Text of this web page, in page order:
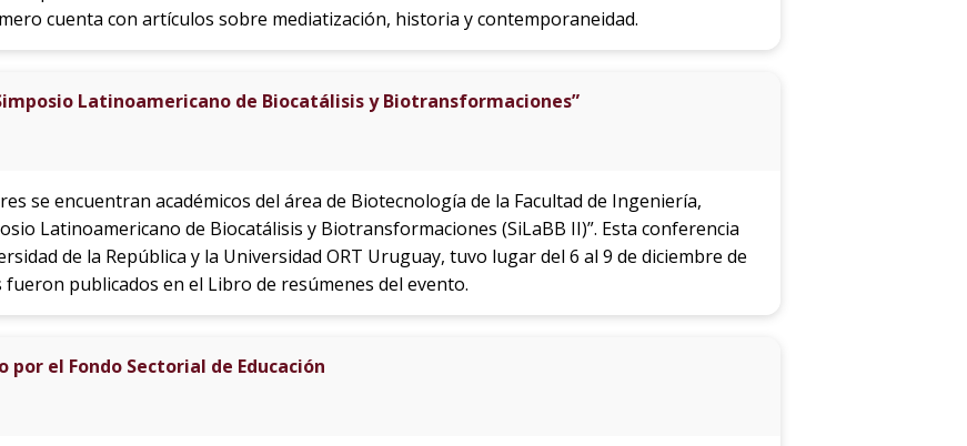
cuenta con artículos sobre mediatización, historia y contemporaneidad.
Latinoamericano de Biocatálisis y Biotransformaciones”
se encuentran académicos del área de Biotecnología de la Facultad de Ingeniería,
Latinoamericano de Biocatálisis y Biotransformaciones (SiLaBB II)”. Esta conferencia
de la República y la Universidad ORT Uruguay, tuvo lugar del 6 al 9 de diciembre de
publicados en el Libro de resúmenes del evento.
el Fondo Sectorial de Educación